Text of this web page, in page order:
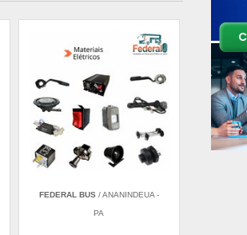
FEDERAL BUS/ ANANINDEUA -
PA